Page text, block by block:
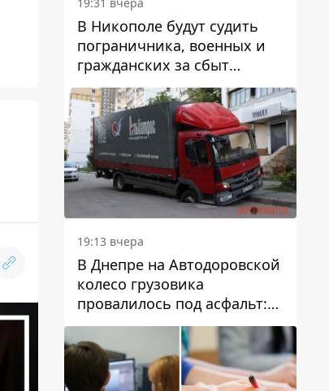
В Никополе будут судить
пограничника, военных и
гражданских за сбыт
психотропов
19:13 вчера
В Днепре на Автодоровской
колесо грузовика
провалилось под асфальт:
движение заблокировано